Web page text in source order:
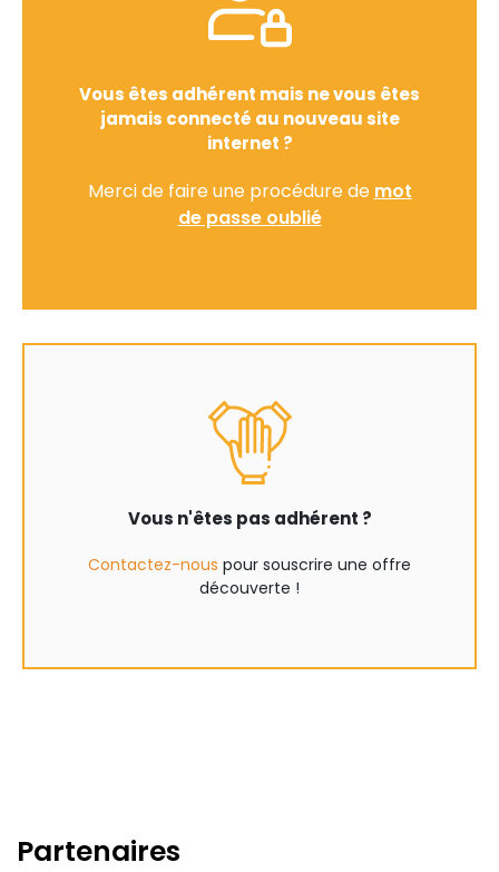
Vous êtes adhérent mais ne vous êtes
jamais connecté au nouveau site
internet ?
Merci de faire une procédure de mot
de passe oublié
Vous n'êtes pas adhérent ?
Contactez-nous pour souscrire une offre
découverte !
Partenaires